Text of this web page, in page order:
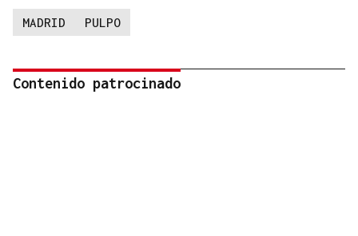
MADRID PULPO
Contenido patrocinado